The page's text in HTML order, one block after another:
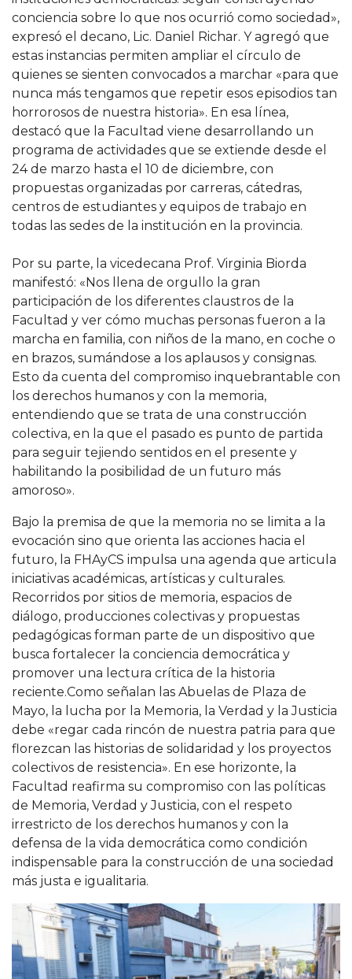
conciencia sobre lo que nos ocurrió como sociedad»,
expresó el decano, Lic. Daniel Richar. Y agregó que
estas instancias permiten ampliar el círculo de
quienes se sienten convocados a marchar «para que
nunca más tengamos que repetir esos episodios tan
horrorosos de nuestra historia». En esa línea,
destacó que la Facultad viene desarrollando un
programa de actividades que se extiende desde el
24 de marzo hasta el 10 de diciembre, con
propuestas organizadas por carreras, cátedras,
centros de estudiantes y equipos de trabajo en
todas las sedes de la institución en la provincia.
Por su parte, la vicedecana Prof. Virginia Biorda
manifestó: «Nos llena de orgullo la gran
participación de los diferentes claustros de la
Facultad y ver cómo muchas personas fueron a la
marcha en familia, con niños de la mano, en coche o
en brazos, sumándose a los aplausos y consignas.
Esto da cuenta del compromiso inquebrantable con
los derechos humanos y con la memoria,
entendiendo que se trata de una construcción
colectiva, en la que el pasado es punto de partida
para seguir tejiendo sentidos en el presente y
habilitando la posibilidad de un futuro más
amoroso».
Bajo la premisa de que la memoria no se limita a la
evocación sino que orienta las acciones hacia el
futuro, la FHAyCS impulsa una agenda que articula
iniciativas académicas, artísticas y culturales.
Recorridos por sitios de memoria, espacios de
diálogo, producciones colectivas y propuestas
pedagógicas forman parte de un dispositivo que
busca fortalecer la conciencia democrática y
promover una lectura crítica de la historia
reciente.Como señalan las Abuelas de Plaza de
Mayo, la lucha por la Memoria, la Verdad y la Justicia
debe «regar cada rincón de nuestra patria para que
florezcan las historias de solidaridad y los proyectos
colectivos de resistencia». En ese horizonte, la
Facultad reafirma su compromiso con las políticas
de Memoria, Verdad y Justicia, con el respeto
irrestricto de los derechos humanos y con la
defensa de la vida democrática como condición
indispensable para la construcción de una sociedad
más justa e igualitaria.